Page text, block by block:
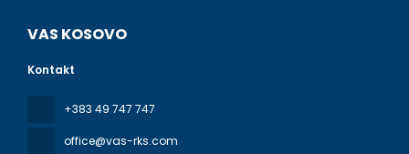
VAS KOSOVO
Kontakt
+383 49 747 747
office@vas-rks.com